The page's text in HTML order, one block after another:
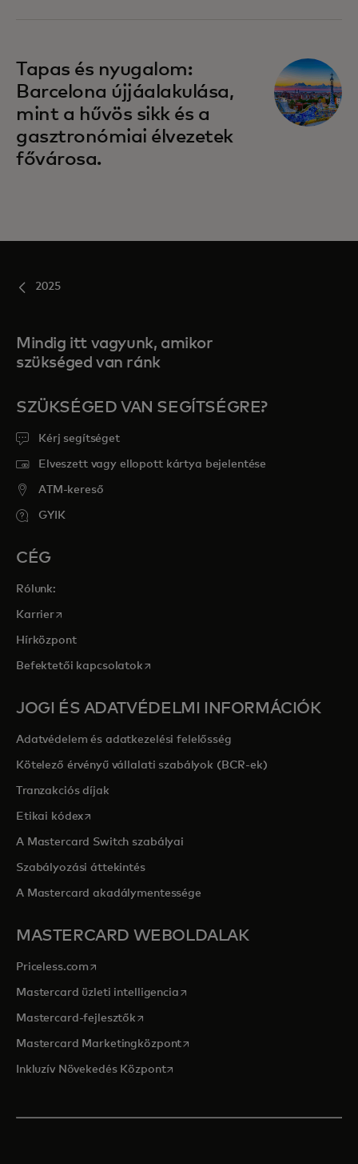
Tapas és nyugalom:
Barcelona újjáalakulása,
mint a hűvös sikk és a
gasztronómiai élvezetek
fővárosa.
2025
Mindig itt vagyunk, amikor
szükséged van ránk
SZÜKSÉGED VAN SEGÍTSÉGRE?
Kérj segítséget
Elveszett vagy ellopott kártya bejelentése
ATM-kereső
GYIK
CÉG
Rólunk:
Karrieropens in a new tab
Hírközpont
Befektetői kapcsolatokopens in a new tab
JOGI ÉS ADATVÉDELMI INFORMÁCIÓK
Adatvédelem és adatkezelési felelősség
Kötelező érvényű vállalati szabályok (BCR-ek)
Tranzakciós díjak
Etikai kódexopens in a new tab
A Mastercard Switch szabályai
Szabályozási áttekintés
A Mastercard akadálymentessége
MASTERCARD WEBOLDALAK
Priceless.com opens in a new tab
Mastercard üzleti intelligenciaopens in a new tab
Mastercard-fejlesztők opens in a new tab
Mastercard Marketingközpontopens in a new tab
Inkluzív Növekedés Központopens in a new tab